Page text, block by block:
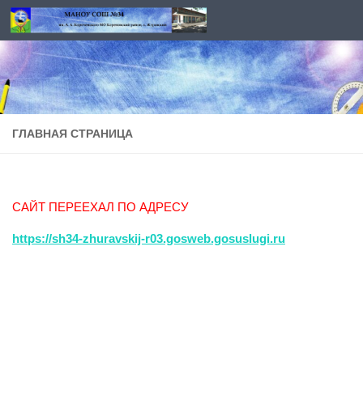
Перейти к содержимому
ГЛАВНАЯ СТРАНИЦА
САЙТ ПЕРЕЕХАЛ ПО АДРЕСУ
https://sh34-zhuravskij-r03.gosweb.gosuslugi.ru